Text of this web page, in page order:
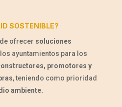
SOSTENIBLE?
ofrecer soluciones
ayuntamientos para los
promotores y
, teniendo como prioridad
ambiente.